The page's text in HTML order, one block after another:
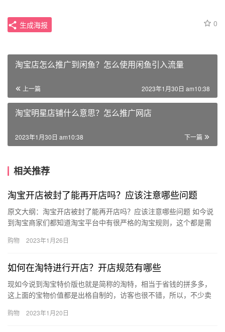
0
生成海报
淘宝店怎么推广到闲鱼？怎么使用闲鱼引入流量
上一篇 2023年1月30日 am10:38
淘宝明星店铺什么意思？怎么推广网店
下一篇
2023年1月30日 am10:38
相关推荐
淘宝开店被封了能再开店吗？应该注意哪些问题
原文大纲：淘宝开店被封了能再开店吗？应该注意哪些问题 如今说
到淘宝商家们都知道淘宝平台中有很严格的淘宝规则，这个都是需
为，…
购物 2023年1月26日
如何在淘特进行开店？开店规范有哪些
现如今说到淘宝特价版也就是简称的淘特，相当于省钱的拼多多，
这上面的宝物价值都是出格自制的，访客也很不错，所以，不少卖
规范…
购物 2023年1月20日